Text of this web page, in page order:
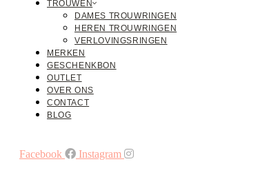
TROUWEN
DAMES TROUWRINGEN
HEREN TROUWRINGEN
VERLOVINGSRINGEN
MERKEN
GESCHENKBON
OUTLET
OVER ONS
CONTACT
BLOG
Facebook Instagram